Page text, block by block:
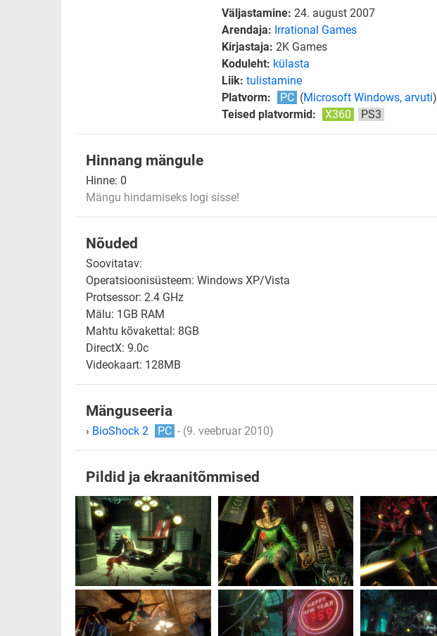
Väljastamine: 24. august 2007
Arendaja: Irrational Games
Kirjastaja: 2K Games
Koduleht: külasta
Liik: tulistamine
Platvorm:
PC (Microsoft Windows, arvuti)
Teised platvormid:
X360 PS3
Hinnang mängule
Hinne: 0
Mängu hindamiseks logi sisse!
Nõuded
Soovitatav:
Operatsioonisüsteem: Windows XP/Vista
Protsessor: 2.4 GHz
Mälu: 1GB RAM
Mahtu kõvakettal: 8GB
DirectX: 9.0c
Videokaart: 128MB
Mänguseeria
› BioShock 2 PC - (9. veebruar 2010)
Pildid ja ekraanitõmmised